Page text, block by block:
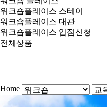
워크숍플레이스 스테이
워크숍플레이스 대관
워크숍플레이스 입점신청
전체상품
Home